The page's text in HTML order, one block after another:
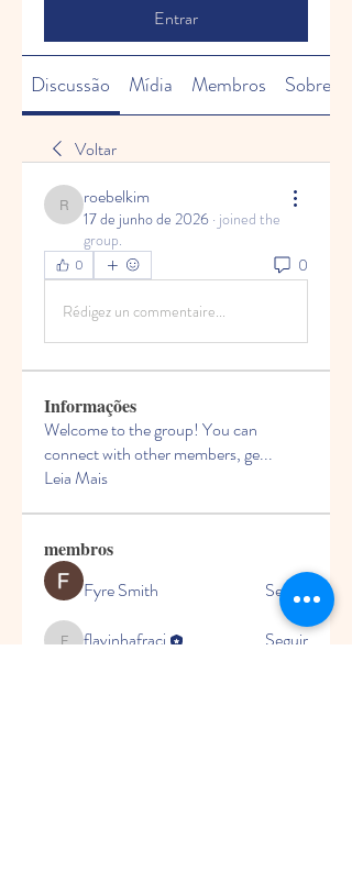
Entrar
Discussão Mídia Membros Sobre
Voltar
roebelkim
roebelkim
17 de junho de 2026 · joined the
group.
0 0
Rédigez un commentaire...
Informações
Welcome to the group! You can
connect with other members, ge...
Leia Mais
membros
Fyre Smith
Seguir
flavinhafracj
flavinhafracj
Seguir